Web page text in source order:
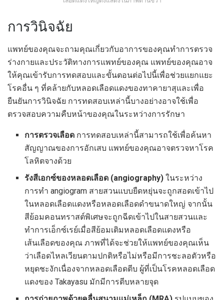
การวินิจฉัย
แพทย์ของคุณจะถามคุณเกี่ยวกับอาการของคุณทำการตรวจ
ร่างกายและประวัติทางการแพทย์ของคุณ แพทย์ของคุณอาจ
ให้คุณเข้ารับการทดสอบและขั้นตอนต่อไปนี้เพื่อช่วยแยกแยะ
โรคอื่น ๆ ที่คล้ายกับหลอดเลือดแดงของทาคายาสุและเพื่อ
ยืนยันการวินิจฉัย การทดสอบเหล่านี้บางอย่างอาจใช้เพื่อ
ตรวจสอบความคืบหน้าของคุณในระหว่างการรักษา
การตรวจเลือด การทดสอบเหล่านี้สามารถใช้เพื่อค้นหา
สัญญาณของการอักเสบ แพทย์ของคุณอาจตรวจหาโรค
โลหิตจางด้วย
รังสีเอกซ์ของหลอดเลือด (angiography) ในระหว่าง
การทำ angiogram สายสวนแบบยืดหยุ่นจะถูกสอดเข้าไป
ในหลอดเลือดแดงหรือหลอดเลือดดำขนาดใหญ่ จากนั้น
สีย้อมคอนทราสต์พิเศษจะถูกฉีดเข้าไปในสายสวนและ
ทำการเอ็กซ์เรย์เมื่อสีย้อมเติมหลอดเลือดแดงหรือ
เส้นเลือดของคุณ ภาพที่ได้จะช่วยให้แพทย์ของคุณเห็น
ว่าเลือดไหลเวียนตามปกติหรือไม่หรือมีการชะลอตัวหรือ
หยุดชะงักเนื่องจากหลอดเลือดตีบ ผู้ที่เป็นโรคหลอดเลือด
แดงของ Takayasu มักมีการตีบหลายจุด